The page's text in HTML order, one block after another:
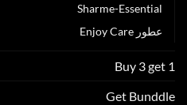
Sharme-Essential
عطور Enjoy Care
Buy 3 get 1
Get Bunddle